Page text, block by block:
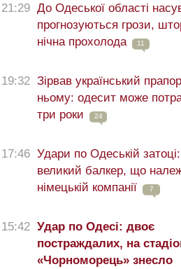
21:29 До Одеської області
прогнозуються грози,
нічна прохолода
11
19:32 Зірвав український
ньому: одесит може
три роки
24
17:46 Удари по Одеській
великий балкер, що
німецькій компанії
7
15:42 Удар по Одесі: двоє
постраждалих, на
«Чорноморець» знесло